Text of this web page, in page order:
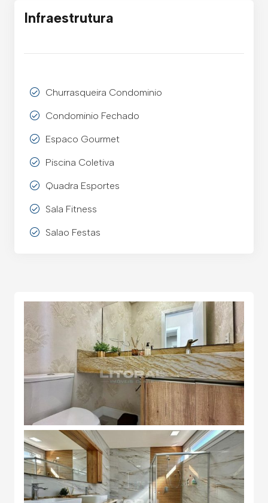
Infraestrutura
Churrasqueira Condominio
Condominio Fechado
Espaco Gourmet
Piscina Coletiva
Quadra Esportes
Sala Fitness
Salao Festas